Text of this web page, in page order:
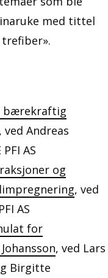
med tittel
bærekraftig
, ved Andreas
AS
og
, ved
AS
for
, ved Lars
Birgitte